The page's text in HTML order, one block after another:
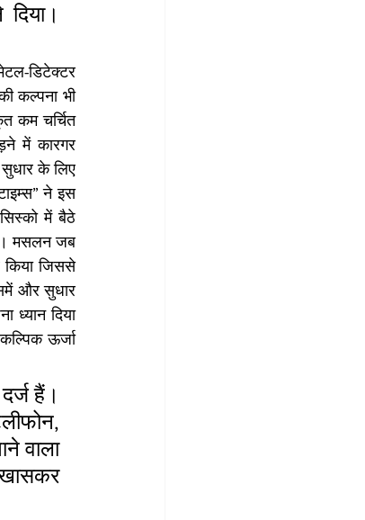
डिटेक्टर
कल्पना भी
कम चर्चित
में कारगर
के लिए
ने इस
में बैठे
मसलन जब
जिससे
और सुधार
ध्यान दिया
ऊर्जा
हैं।
वाला